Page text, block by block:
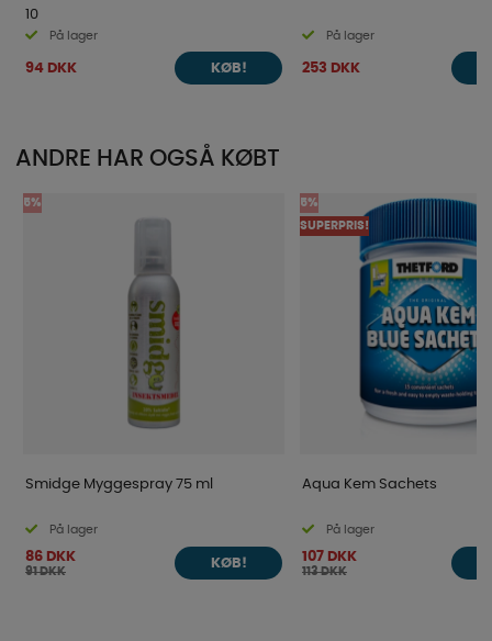
10
På lager
94 DKK KØB!
På lager
253 DKK
ANDRE HAR OGSÅ KØBT
5%
Smidge Myggespray 75 ml
På lager
86 DKK
91 DKK
KØB!
5%
SUPERPRIS!
Aqua Kem Sachets
På lager
107 DKK
113 DKK